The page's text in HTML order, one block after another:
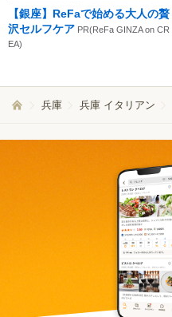
【銀座】ReFaで始める大人の贅
沢セルフケア PR(ReFa GINZA on CR
EA)
兵庫 兵庫 イタリアン